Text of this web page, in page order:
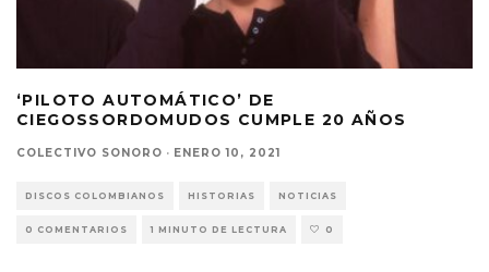
‘PILOTO AUTOMÁTICO’ DE
CIEGOSSORDOMUDOS CUMPLE 20 AÑOS
COLECTIVO SONORO · ENERO 10, 2021
DISCOS COLOMBIANOS HISTORIAS NOTICIAS
0 COMENTARIOS 1 MINUTO DE LECTURA 0